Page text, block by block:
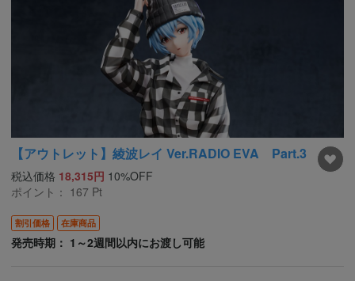
【アウトレット】綾波レイ Ver.RADIO EVA Part.3
税込価格 18,315円 10%OFF
ポイント： 167 Pt
割引価格 在庫商品
発売時期： 1～2週間以内にお渡し可能